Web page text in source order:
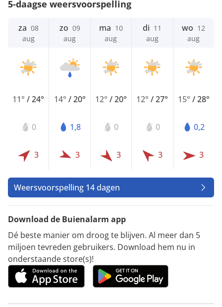
5-daagse weersvoorspelling
za 08
aug
11°/24°
0
3
zo 09
aug
14° /20°
1,8
3
ma 10
aug
12° /20°
0
3
di 11
aug
12°/27°
0
3
wo 12
aug
15° /28°
0,2
3
Weersvoorspelling 14 dagen
Download de Buienalarm app
Dé beste manier om droog te blijven. Al meer dan 5
miljoen tevreden gebruikers. Download hem nu in
onderstaande store(s)!